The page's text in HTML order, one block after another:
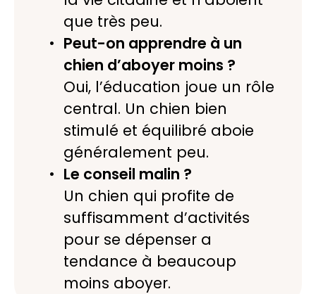
que très peu.
Peut-on apprendre à un
chien d’aboyer moins ?
Oui, l’éducation joue un rôle
central. Un chien bien
stimulé et équilibré aboie
généralement peu.
Le conseil malin ?
Un chien qui profite de
suffisamment d’activités
pour se dépenser a
tendance à beaucoup
moins aboyer.